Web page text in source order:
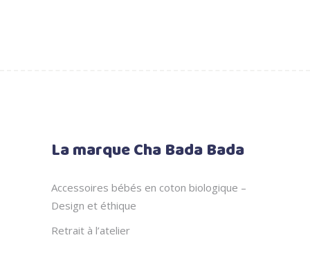
La marque Cha Bada Bada
Accessoires bébés en coton biologique –
Design et éthique
Retrait à l’atelier